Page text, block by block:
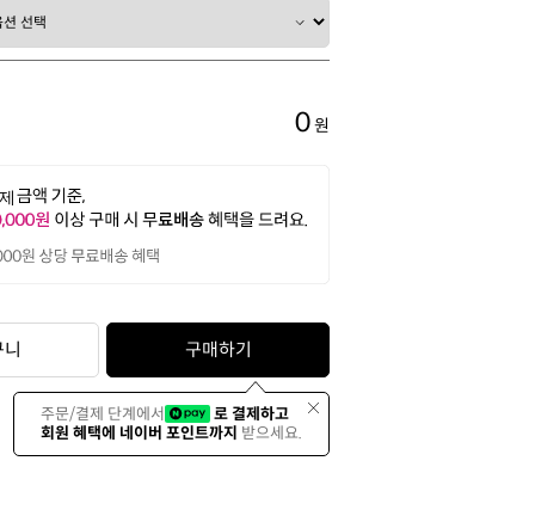
0원
구매하기
주문/결제 단계에서
로 결제하고
회원 혜택에 네이버 포인트까지 받으세요.